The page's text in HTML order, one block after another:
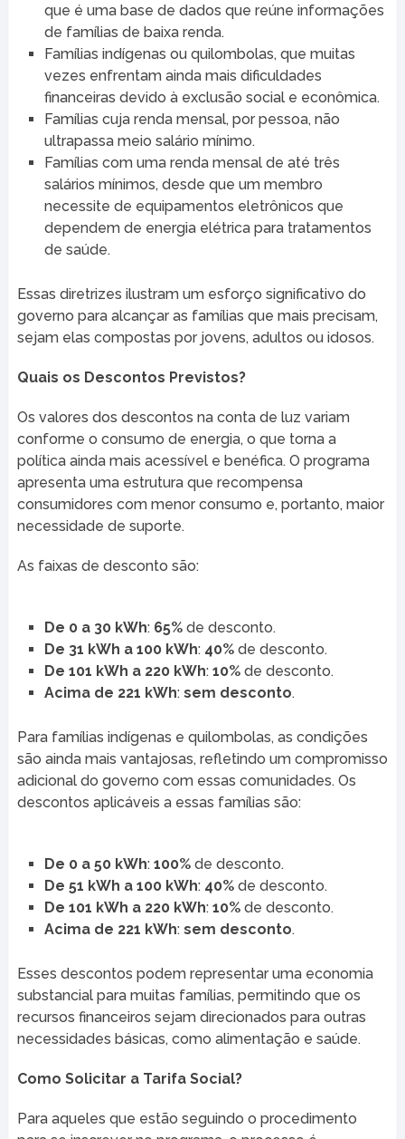
que é uma base de dados que reúne informações
de famílias de baixa renda.
Famílias indígenas ou quilombolas, que muitas
vezes enfrentam ainda mais dificuldades
financeiras devido à exclusão social e econômica.
Famílias cuja renda mensal, por pessoa, não
ultrapassa meio salário mínimo.
Famílias com uma renda mensal de até três
salários mínimos, desde que um membro
necessite de equipamentos eletrônicos que
dependem de energia elétrica para tratamentos
de saúde.
Essas diretrizes ilustram um esforço significativo do
governo para alcançar as famílias que mais precisam,
sejam elas compostas por jovens, adultos ou idosos.
Quais os Descontos Previstos?
Os valores dos descontos na conta de luz variam
conforme o consumo de energia, o que torna a
política ainda mais acessível e benéfica. O programa
apresenta uma estrutura que recompensa
consumidores com menor consumo e, portanto, maior
necessidade de suporte.
As faixas de desconto são:
De 0 a 30 kWh: 65%de desconto.
De 31 kWh a 100 kWh: 40%de desconto.
De 101 kWh a 220 kWh: 10%de desconto.
Acima de 221 kWh: sem desconto.
Para famílias indígenas e quilombolas, as condições
são ainda mais vantajosas, refletindo um compromisso
adicional do governo com essas comunidades. Os
descontos aplicáveis a essas famílias são:
De 0 a 50 kWh: 100%de desconto.
De 51 kWh a 100 kWh: 40%de desconto.
De 101 kWh a 220 kWh: 10%de desconto.
Acima de 221 kWh: sem desconto.
Esses descontos podem representar uma economia
substancial para muitas famílias, permitindo que os
recursos financeiros sejam direcionados para outras
necessidades básicas, como alimentação e saúde.
Como Solicitar a Tarifa Social?
Para aqueles que estão seguindo o procedimento